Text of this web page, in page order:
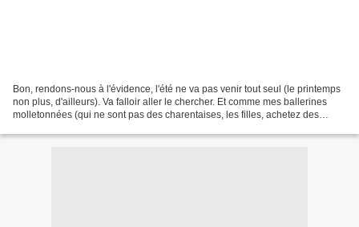
Bon, rendons-nous à l'évidence, l'été ne va pas venir tout seul (le printemps
non plus, d'ailleurs). Va falloir aller le chercher. Et comme mes ballerines
molletonnées (qui ne sont pas des charentaises, les filles, achetez des